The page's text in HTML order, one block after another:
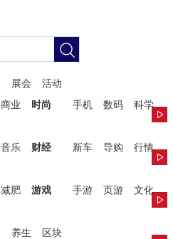
展会
活动
商业 时尚 手机 数码
科学
音乐 财经 新车 导购
行情
减肥 游戏 手游 页游
文化
养生 区块